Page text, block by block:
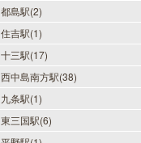
都島駅(2)
住吉駅(1)
十三駅(17)
西中島南方駅(38)
九条駅(1)
東三国駅(6)